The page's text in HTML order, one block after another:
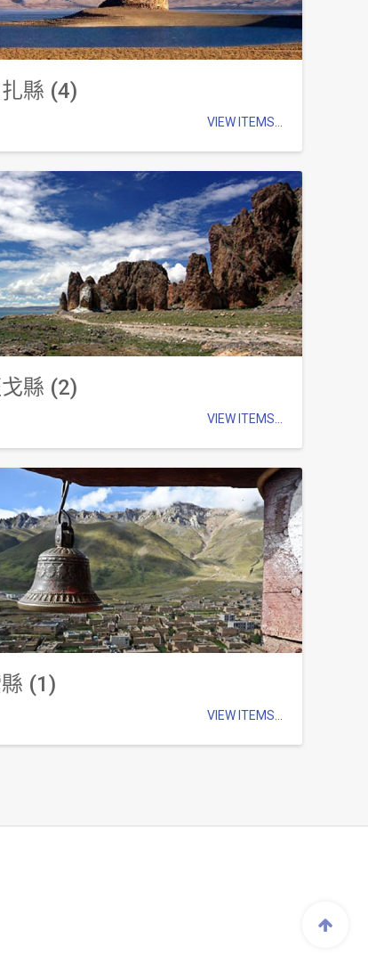
縣 (4)
VIEW ITEMS...
縣 (2)
VIEW ITEMS...
(1)
VIEW ITEMS...